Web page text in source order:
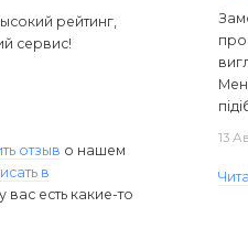
рейтинг,
сервис!
отзыв о нашем
в
у вас есть какие-то
13